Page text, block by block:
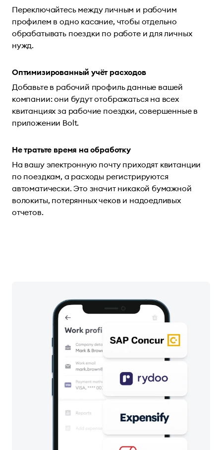
Переключайтесь между личным и рабочим
профилем в одно касание, чтобы отдельно
обрабатывать поездки по работе и для личных
нужд.
Оптимизированный учёт расходов
Добавьте в рабочий профиль данные вашей
компании: они будут отображаться на всех
квитанциях за рабочие поездки, совершенные в
приложении Bolt.
Не тратьте время на обработку
На вашу электронную почту приходят квитанции
по поездкам, а расходы регистрируются
автоматически. Это значит никакой бумажной
волокиты, потерянных чеков и надоедливых
отчетов.